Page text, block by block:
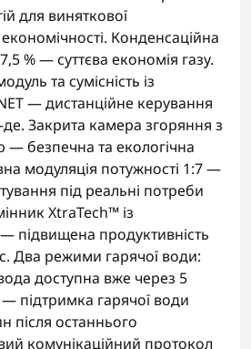
для виняткової
Конденсаційна
% — суттєва економія газу.
та сумісність із
— дистанційне керування
Закрита камера згоряння з
безпечна та екологічна
модуляція потужності 1:7 —
під реальні потреби
XtraTech™ із
— підвищена продуктивність
Два режими гарячої води:
доступна вже через 5
підтримка гарячої води
після останнього
комунікаційний протокол